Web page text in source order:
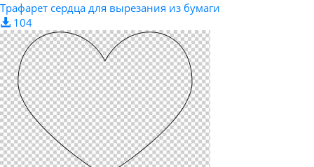
Трафарет сердца для вырезания из бумаги
104